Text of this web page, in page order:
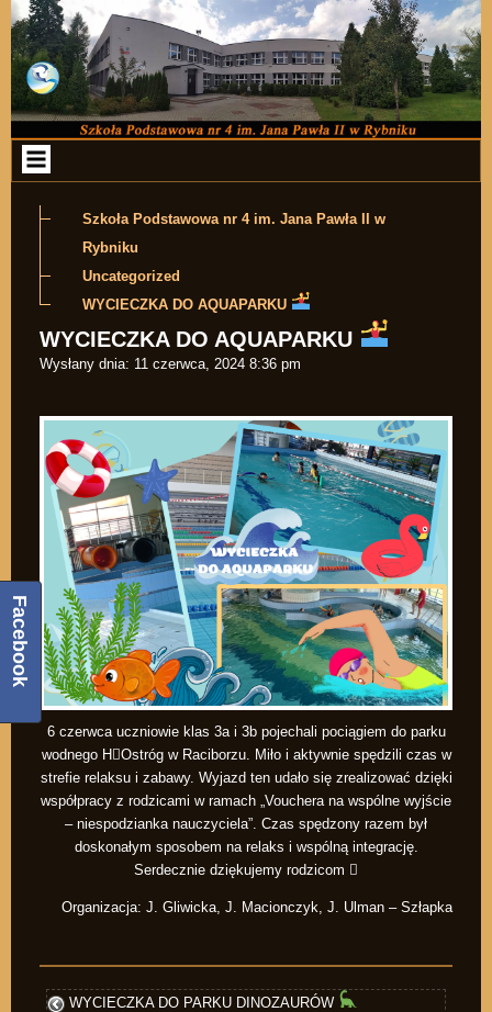
Przejdź do zawartości
Szkoła Podstawowa nr 4 im. Jana Pawła II w
Rybniku
Uncategorized
WYCIECZKA DO AQUAPARKU
WYCIECZKA DO AQUAPARKU
Wysłany dnia: 11 czerwca, 2024 8:36 pm
6 czerwca uczniowie klas 3a i 3b pojechali pociągiem do parku
wodnego H Ostróg w Raciborzu. Miło i aktywnie spędzili czas w
strefie relaksu i zabawy. Wyjazd ten udało się zrealizować dzięki
współpracy z rodzicami w ramach „Vouchera na wspólne wyjście
– niespodzianka nauczyciela”. Czas spędzony razem był
doskonałym sposobem na relaks i wspólną integrację.
Serdecznie dziękujemy rodzicom 
Organizacja: J. Gliwicka, J. Macionczyk, J. Ulman – Szłapka
WYCIECZKA DO PARKU DINOZAURÓW
Facebook